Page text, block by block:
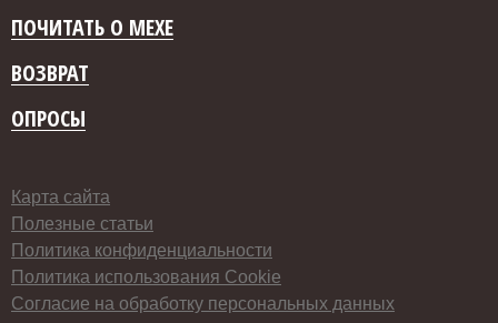
ПОЧИТАТЬ О МЕХЕ
ВОЗВРАТ
ОПРОСЫ
Карта сайта
Полезные статьи
Политика конфиденциальности
Политика использования Cookie
Согласие на обработку персональных данных